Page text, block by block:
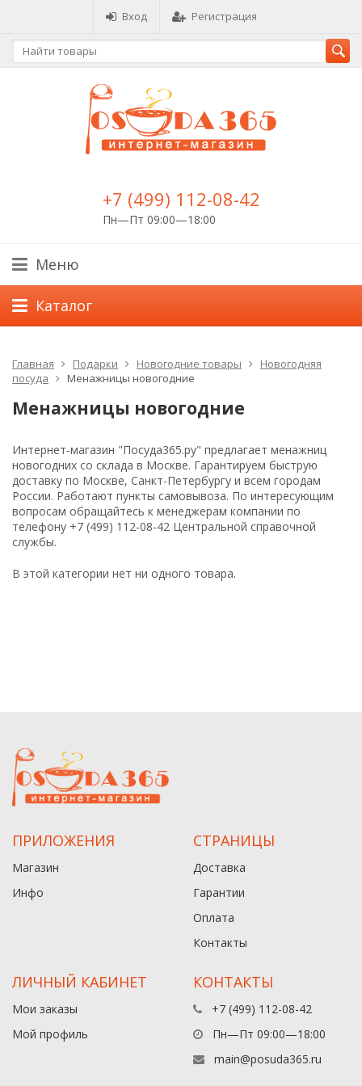
Вход Регистрация
+7 (499) 112-08-42
Пн—Пт 09:00—18:00
Меню
Каталог
Главная Подарки Новогодние товары
Новогодняя
посуда
Менажницы новогодние
Менажницы новогодние
Интернет-магазин "Посуда365.ру" предлагает менажниц
новогодних со склада в Москве. Гарантируем быструю
доставку по Москве, Санкт-Петербургу и всем городам
России. Работают пункты самовывоза. По интересующим
вопросам обращайтесь к менеджерам компании по
телефону +7 (499) 112-08-42 Центральной справочной
службы.
В этой категории нет ни одного товара.
ПРИЛОЖЕНИЯ
Магазин
Инфо
СТРАНИЦЫ
Доставка
Гарантии
Оплата
Контакты
ЛИЧНЫЙ КАБИНЕТ
Мои заказы
Мой профиль
КОНТАКТЫ
+7 (499) 112-08-42
Пн—Пт 09:00—18:00
main@posuda365.ru